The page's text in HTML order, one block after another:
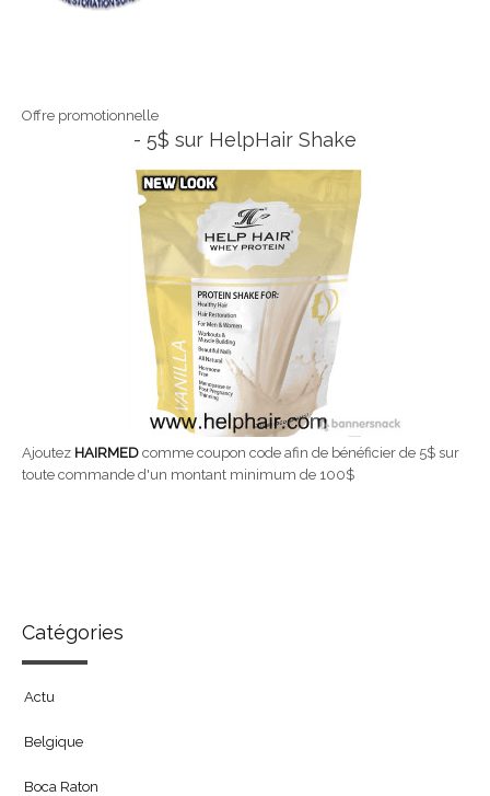
Offre promotionnelle
- 5$ sur HelpHair Shake
Ajoutez HAIRMED comme coupon code afin de bénéficier de 5$ sur
toute commande d'un montant minimum de 100$
Catégories
Actu
Belgique
Boca Raton